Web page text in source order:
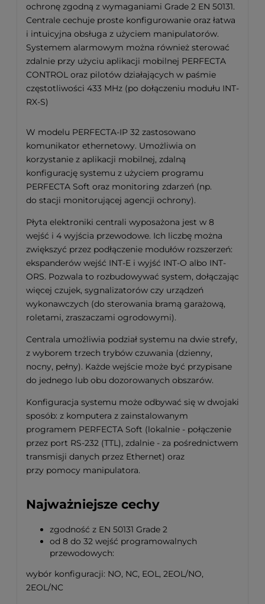
ochronę zgodną z wymaganiami Grade 2 EN 50131.
Centrale cechuje proste konfigurowanie oraz łatwa
i intuicyjna obsługa z użyciem manipulatorów.
Systemem alarmowym można również sterować
zdalnie przy użyciu aplikacji mobilnej PERFECTA
CONTROL oraz pilotów działających w paśmie
częstotliwości 433 MHz (po dołączeniu modułu INT-
RX-S)
W modelu PERFECTA-IP 32 zastosowano
komunikator ethernetowy. Umożliwia on
korzystanie z aplikacji mobilnej, zdalną
konfigurację systemu z użyciem programu
PERFECTA Soft oraz monitoring zdarzeń (np.
do stacji monitorującej agencji ochrony).
Płyta elektroniki centrali wyposażona jest w 8
wejść i 4 wyjścia przewodowe. Ich liczbę można
zwiększyć przez podłączenie modułów rozszerzeń:
ekspanderów wejść INT-E i wyjść INT-O albo INT-
ORS. Pozwala to rozbudowywać system, dołączając
więcej czujek, sygnalizatorów czy urządzeń
wykonawczych (do sterowania bramą garażową,
roletami, zraszaczami ogrodowymi).
Centrala umożliwia podział systemu na dwie strefy,
z wyborem trzech trybów czuwania (dzienny,
nocny, pełny). Każde wejście może być przypisane
do jednego lub obu dozorowanych obszarów.
Konfiguracja systemu może odbywać się w dwojaki
sposób: z komputera z zainstalowanym
programem PERFECTA Soft (lokalnie - połączenie
przez port RS-232 (TTL), zdalnie - za pośrednictwem
transmisji danych przez Ethernet) oraz
przy pomocy manipulatora.
Najważniejsze cechy
zgodność z EN 50131 Grade 2
od 8 do 32 wejść programowalnych
przewodowych:
wybór konfiguracji: NO, NC, EOL, 2EOL/NO,
2EOL/NC